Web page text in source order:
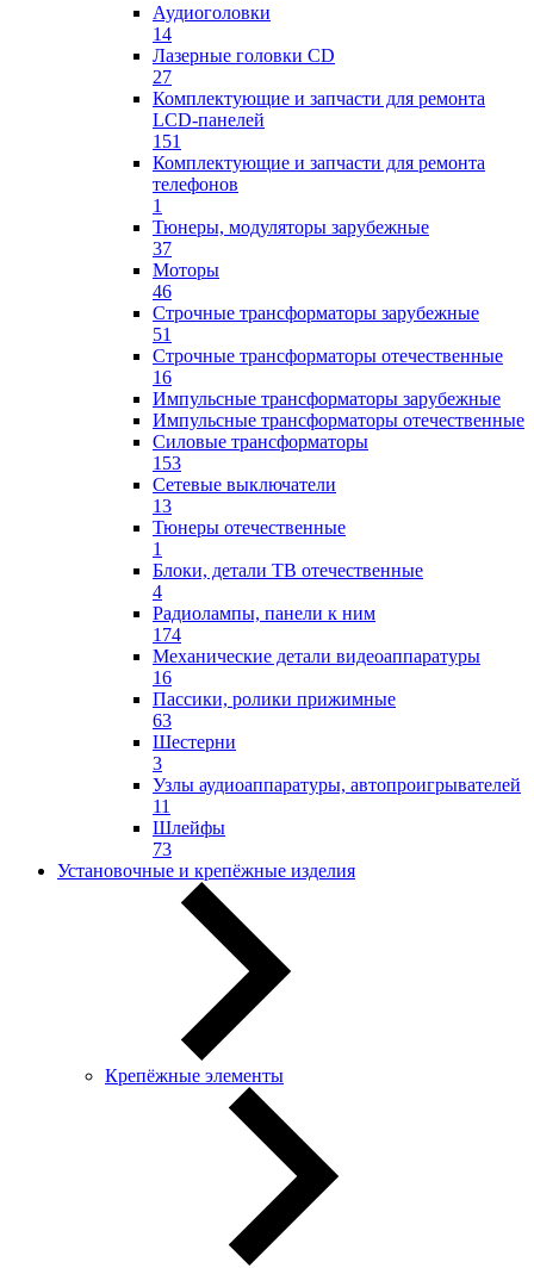
Аудиоголовки
14
Лазерные головки CD
27
Комплектующие и запчасти для ремонта
LCD-панелей
151
Комплектующие и запчасти для ремонта
телефонов
1
Тюнеры, модуляторы зарубежные
37
Моторы
46
Строчные трансформаторы зарубежные
51
Строчные трансформаторы отечественные
16
Импульсные трансформаторы зарубежные
Импульсные трансформаторы отечественные
Силовые трансформаторы
153
Сетевые выключатели
13
Тюнеры отечественные
1
Блоки, детали ТВ отечественные
4
Радиолампы, панели к ним
174
Механические детали видеоаппаратуры
16
Пассики, ролики прижимные
63
Шестерни
3
Узлы аудиоаппаратуры, автопроигрывателей
11
Шлейфы
73
Установочные и крепёжные изделия
Крепёжные элементы